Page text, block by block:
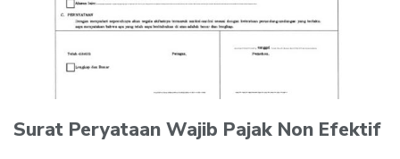
Surat Peryataan Wajib Pajak Non Efektif